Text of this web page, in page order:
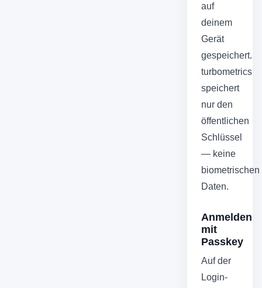
auf
deinem
Gerät
gespeichert.
turbometrics
speichert
nur den
öffentlichen
Schlüssel
— keine
biometrischen
Daten.
Anmelden
mit
Passkey
Auf der
Login-